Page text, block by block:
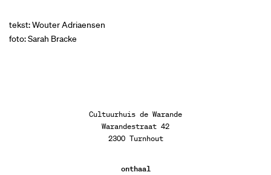
tekst: Wouter Adriaensen
foto: Sarah Bracke
Cultuurhuis de Warande
Warandestraat 42
2300 Turnhout
onthaal